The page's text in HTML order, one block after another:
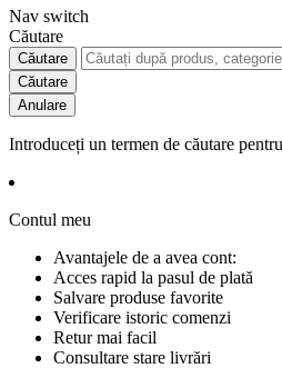
Nav switch
Căutare
Căutare
Căutare
Anulare
Introduceți un termen de căutare
Contul meu
Avantajele de a avea cont:
Acces rapid la pasul de plată
Salvare produse favorite
Verificare istoric comenzi
Retur mai facil
Consultare stare livrări